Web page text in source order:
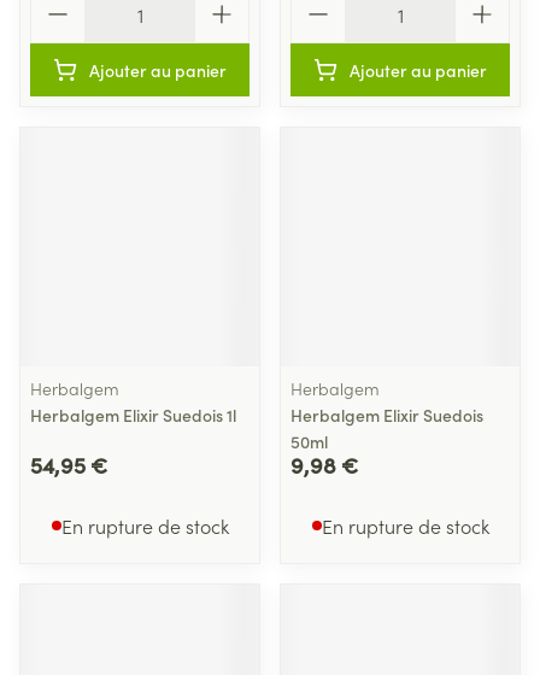
Ajouter au panier Ajouter au panier
Herbalgem
Herbalgem Elixir Suedois 1l
54,95 €
En rupture de stock
Herbalgem
Herbalgem Elixir Suedois
50ml
9,98 €
En rupture de stock